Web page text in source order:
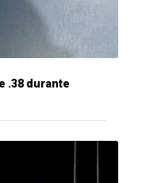
.38 durante